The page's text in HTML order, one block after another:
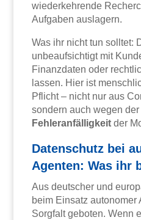
wiederkehrende
Aufgaben auslagern.
Was ihr nicht tun solltet:
unbeaufsichtigt mit
Finanzdaten oder
lassen. Hier ist
Pflicht – nicht nur aus
sondern auch wegen
Fehleranfälligkeit der
Datenschutz bei
Agenten: Was ihr
Aus deutscher und
beim Einsatz autonomer
Sorgfalt geboten. Wenn